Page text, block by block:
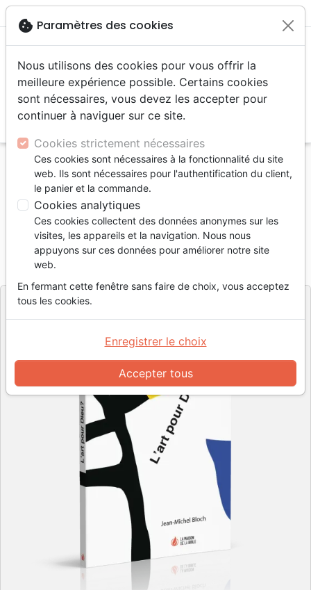
menu
Accueil Livres
Ethique, société, politique
Art pour Dieu? (L')
L'art pour Dieu?
Auteur :Jean-Michel Bloch
RéférenceMB3568 EAN9782826035688
Editeur La Maison de la Bible
cookie Paramètres des cookies
Nous utilisons des cookies pour vous offrir la
meilleure expérience possible. Certains cookies
sont nécessaires, vous devez les accepter pour
continuer à naviguer sur ce site.
Cookies strictement nécessaires
Ces cookies sont nécessaires à la fonctionnalité du site
web. Ils sont nécessaires pour l'authentification du client,
le panier et la commande.
Cookies analytiques
Ces cookies collectent des données anonymes sur les
visites, les appareils et la navigation. Nous nous
appuyons sur ces données pour améliorer notre site
web.
En fermant cette fenêtre sans faire de choix, vous acceptez
tous les cookies.
Accepter tous
Enregistrer le choix